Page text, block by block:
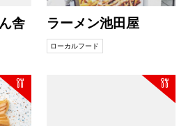
舎 ラーメン池田屋
ローカルフード